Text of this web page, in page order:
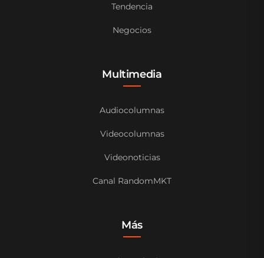
Tendencia
Negocios
Multimedia
Audiocolumnas
Videocolumnas
Videonoticias
Canal RandomMKT
Más